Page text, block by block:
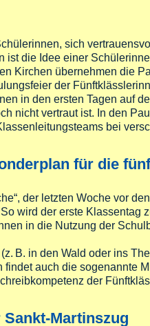
sich
ist die Idee einer
Kirchen übernehmen die
der
in den ersten Tagen auf
nicht vertraut ist. In den
bei
für die
der letzten Woche vor
wird der erste Klassentag
in die Nutzung der
z. B. in den Wald oder ins
findet auch die sogenannte
der
Martinszug